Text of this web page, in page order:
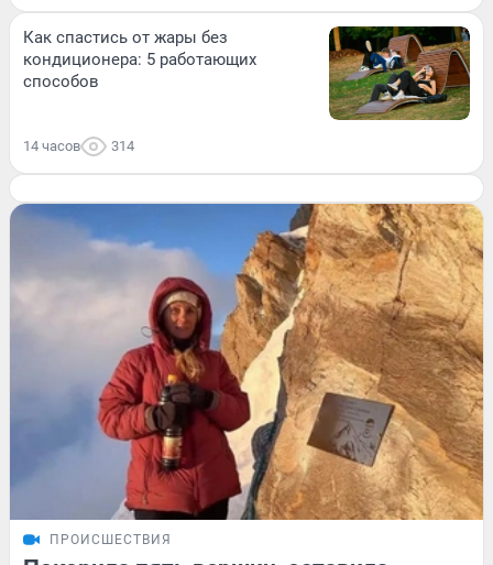
Как спастись от жары без
кондиционера: 5 работающих
способов
14 часов 314
ПРОИСШЕСТВИЯ